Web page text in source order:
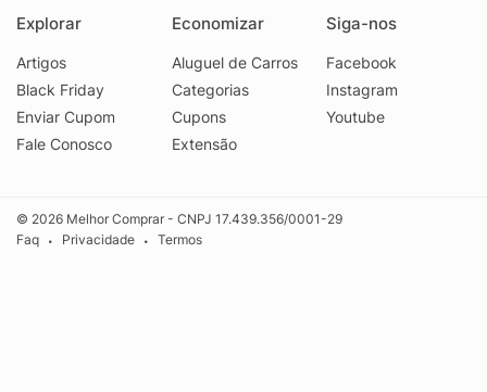
Explorar
Artigos
Black Friday
Enviar Cupom
Fale Conosco
Economizar
Aluguel de Carros
Categorias
Cupons
Extensão
Siga-nos
Facebook
Instagram
Youtube
© 2026 Melhor Comprar - CNPJ 17.439.356/0001-29
Faq
• Privacidade • Termos